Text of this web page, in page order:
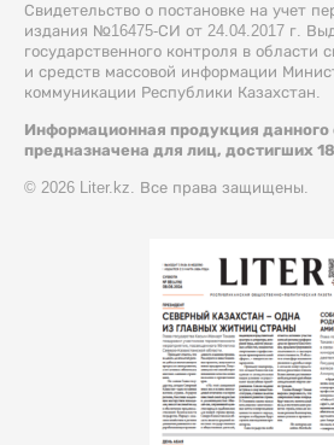
Свидетельство о постановке на учет
издания №16475-СИ от 24.04.2017 г.
государственного контроля в области
и средств массовой информации
коммуникации Республики Казахстан.
Информационная продукция данного
предназначена для лиц, достигших
© 2026 Liter.kz. Все права защищены.